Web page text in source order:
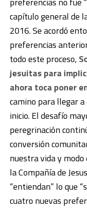
capítulo general de
2016. Se acordó
preferencias
todo este proceso,
jesuitas para
ahora toca poner
camino para llegar
inicio. El desafío
peregrinación
conversión
nuestra vida y modo
la Compañía de
“entiendan” lo que
cuatro nuevas